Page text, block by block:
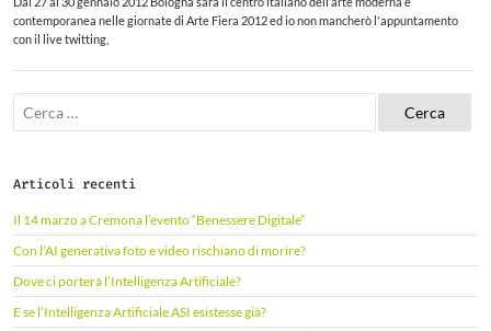
contemporanea nelle giornate di Arte Fiera 2012 ed io non mancherò l'appuntamento
con il live twitting,
r
a
p
e
r
:
Articoli recenti
Il 14 marzo a Cremona l’evento “Benessere Digitale”
Con l’AI generativa foto e video rischiano di morire?
Dove ci porterà l’Intelligenza Artificiale?
E se l’Intelligenza Artificiale ASI esistesse già?